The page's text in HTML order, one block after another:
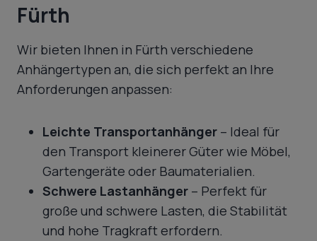
Fürth
Wir bieten Ihnen in Fürth verschiedene
Anhängertypen an, die sich perfekt an Ihre
Anforderungen anpassen:
Leichte Transportanhänger – Ideal für
den Transport kleinerer Güter wie Möbel,
Gartengeräte oder Baumaterialien.
Schwere Lastanhänger – Perfekt für
große und schwere Lasten, die Stabilität
und hohe Tragkraft erfordern.